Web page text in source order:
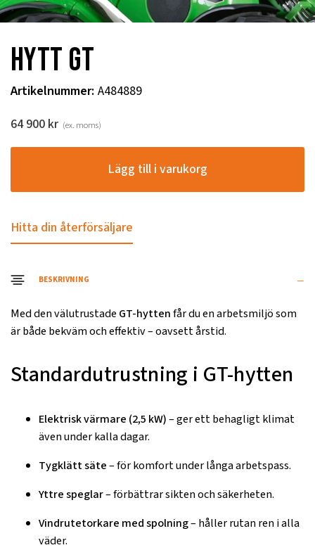
Hytt GT
Artikelnummer: A484889
64 900 kr (ex. moms)
Lägg till i varukorg
Hitta din återförsäljare
BESKRIVNING
Med den välutrustade GT-hyttenfår du en arbetsmiljö som
är både bekväm och effektiv – oavsett årstid.
Standardutrustning i GT-hytten
Elektrisk värmare (2,5 kW)– ger ett behagligt klimat
även under kalla dagar.
Tygklätt säte– för komfort under långa arbetspass.
Yttre speglar– förbättrar sikten och säkerheten.
Vindrutetorkare med spolning– håller rutan ren i alla
väder.